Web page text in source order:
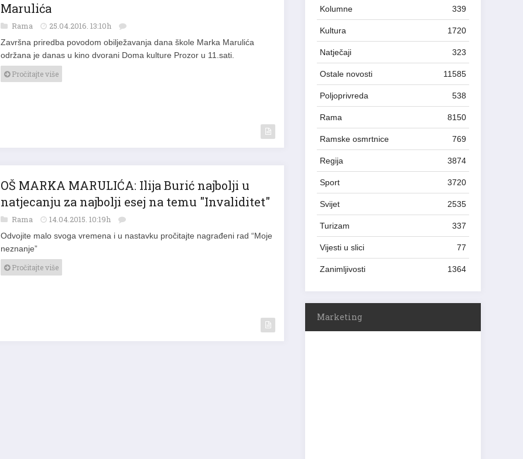
Marulića
Rama 25.04.2016. 13:10h
Završna priredba povodom obilježavanja dana škole Marka Marulića
održana je danas u kino dvorani Doma kulture Prozor u 11.sati.
Pročitajte više
OŠ MARKA MARULIĆA: Ilija Burić najbolji u
natjecanju za najbolji esej na temu "Invaliditet"
Rama 14.04.2015. 10:19h
Odvojite malo svoga vremena i u nastavku pročitajte nagrađeni rad “Moje
neznanje”
Pročitajte više
Kolumne 339
Kultura 1720
Natječaji 323
Ostale novosti 11585
Poljoprivreda 538
Rama 8150
Ramske osmrtnice 769
Regija 3874
Sport 3720
Svijet 2535
Turizam 337
Vijesti u slici 77
Zanimljivosti 1364
Marketing